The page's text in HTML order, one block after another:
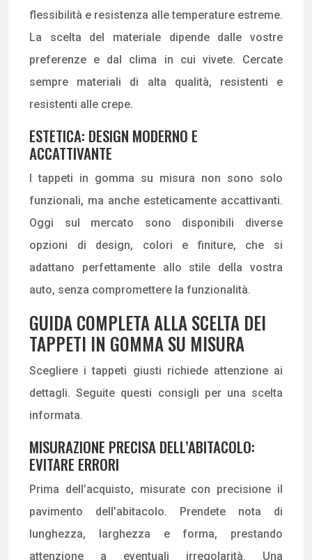
flessibilità e resistenza alle temperature estreme.
La scelta del materiale dipende dalle vostre
preferenze e dal clima in cui vivete. Cercate
sempre materiali di alta qualità, resistenti e
resistenti alle crepe.
ESTETICA: DESIGN MODERNO E
ACCATTIVANTE
I tappeti in gomma su misura non sono solo
funzionali, ma anche esteticamente accattivanti.
Oggi sul mercato sono disponibili diverse
opzioni di design, colori e finiture, che si
adattano perfettamente allo stile della vostra
auto, senza compromettere la funzionalità.
GUIDA COMPLETA ALLA SCELTA DEI
TAPPETI IN GOMMA SU MISURA
Scegliere i tappeti giusti richiede attenzione ai
dettagli. Seguite questi consigli per una scelta
informata.
MISURAZIONE PRECISA DELL’ABITACOLO:
EVITARE ERRORI
Prima dell’acquisto, misurate con precisione il
pavimento dell’abitacolo. Prendete nota di
lunghezza, larghezza e forma, prestando
attenzione a eventuali irregolarità. Una